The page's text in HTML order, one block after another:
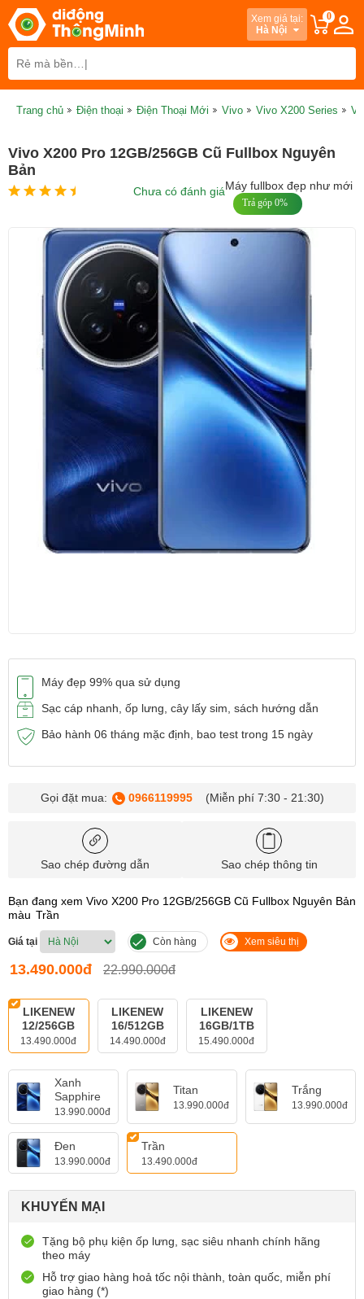
Xem giá tại:
Hà Nội
0
Trang chủ Điện thoại Điện Thoại Mới Vivo Vivo X200 Series
Vivo X200 Pro 12GB/256GB Cũ Fullbox Nguyên
Bản
Máy fullbox đẹp như mới
Chưa có đánh giá
Trả góp 0%
Máy đẹp 99% qua sử dụng
Sạc cáp nhanh, ốp lưng, cây lấy sim, sách hướng dẫn
Bảo hành 06 tháng mặc định, bao test trong 15 ngày
Gọi đặt mua: 0966119995 (Miễn phí 7:30 - 21:30)
Sao chép đường dẫn Sao chép thông tin
Bạn đang xem Vivo X200 Pro 12GB/256GB Cũ Fullbox Nguyên Bản
màu Trần
Giá tại Còn hàng Xem siêu thị
13.490.000đ 22.990.000đ
LIKENEW
12/256GB
13.490.000đ
LIKENEW
16/512GB
14.490.000đ
LIKENEW
16GB/1TB
15.490.000đ
Xanh
Sapphire
13.990.000đ
Titan
13.990.000đ
Trắng
13.990.000đ
Đen
13.990.000đ
Trần
13.490.000đ
KHUYẾN MẠI
Tặng bộ phụ kiện ốp lưng, sạc siêu nhanh chính hãng
theo máy
Hỗ trợ giao hàng hoả tốc nội thành, toàn quốc, miễn phí
giao hàng (*)